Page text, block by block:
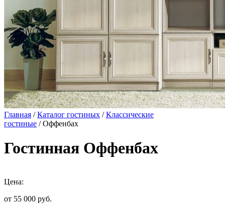
Главная /Каталог гостиных /Классические
гостиные / Оффенбах
Гостинная Оффенбах
Цена:
от 55 000 руб.